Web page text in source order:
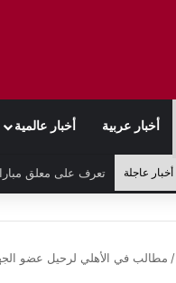
أخبار عربية أخبار عالمية
أخبار عاجلة
/ مطالب في الأهلي لرحيل عضو